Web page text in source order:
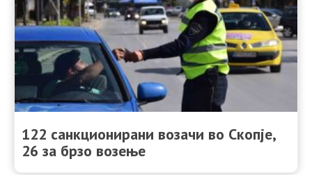
122 санкционирани возачи во Скопје,
26 за брзо возење